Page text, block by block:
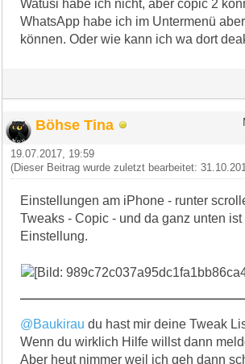
Watusi habe ich nicht, aber copic 2
WhatsApp habe ich im Untermenü
können. Oder wie kann ich wa dort
Böhse Tina
19.07.2017, 19:59
(Dieser Beitrag wurde zuletzt bearbeitet:
Einstellungen am iPhone - runter
Tweaks - Copic - und da ganz unten ist
Einstellung.
@Baukirau du hast mir deine Tweak
Wenn du wirklich Hilfe willst dann
Aber heut nimmer weil ich geh dann